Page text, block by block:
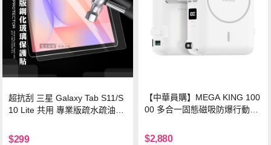
超抗刮 三星 Galaxy Tab S11/S
10 Lite 共用 專業版疏水疏油9H
$299
【中華員購】MEGA KING 100
00 多合一固態磁吸防爆行動電
$2,880